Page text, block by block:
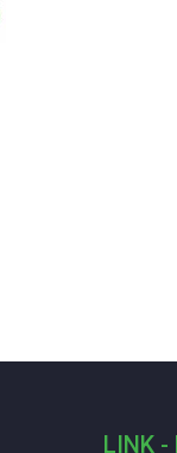
LINK -